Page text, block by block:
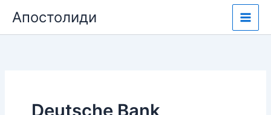
содержимому
Апостолиди
Deutsche Bank